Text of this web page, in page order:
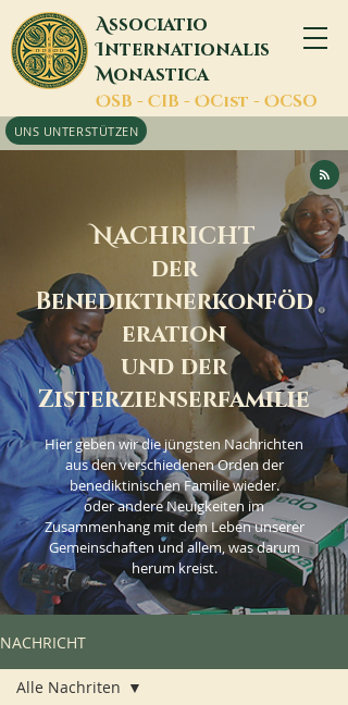
Associatio
Internationalis
Monastica
OSB - CIB - OCist - OCSO
UNS UNTERSTÜTZEN
NACHRICHT
der
Benediktinerkonföd
eration
und der
Zisterzienserfamilie
Hier geben wir die jüngsten Nachrichten
aus den verschiedenen Orden der
benediktinischen Familie wieder.
oder andere Neuigkeiten im
Zusammenhang mit dem Leben unserer
Gemeinschaften und allem, was darum
herum kreist.
NACHRICHT
Alle Nachriten